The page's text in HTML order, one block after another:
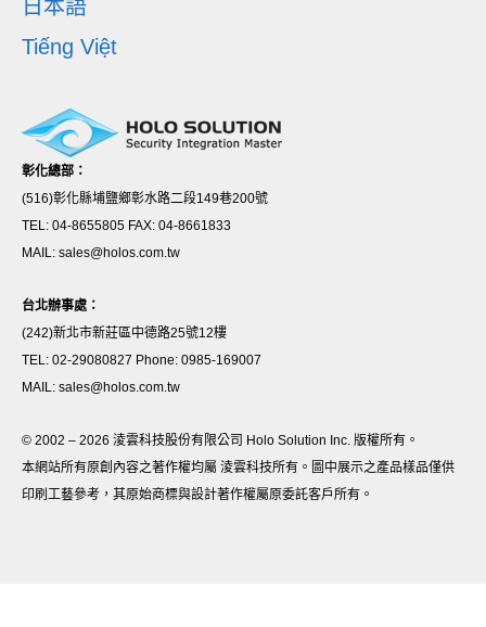
日本語
Tiếng Việt
彰化總部：
(516)彰化縣埔鹽鄉彰水路二段149巷200號
TEL: 04-8655805 FAX: 04-8661833
MAIL: sales@holos.com.tw
台北辦事處：
(242)新北市新莊區中德路25號12樓
TEL: 02-29080827 Phone: 0985-169007
MAIL: sales@holos.com.tw
© 2002 – 2026 淩雲科技股份有限公司 Holo Solution Inc. 版權所有。
本網站所有原創內容之著作權均屬 淩雲科技所有。圖中展示之產品樣品僅供
印刷工藝參考，其原始商標與設計著作權屬原委託客戶所有。